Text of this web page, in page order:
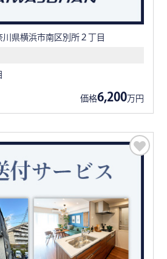
川県横浜市南区別所２丁目
価格6,200万円